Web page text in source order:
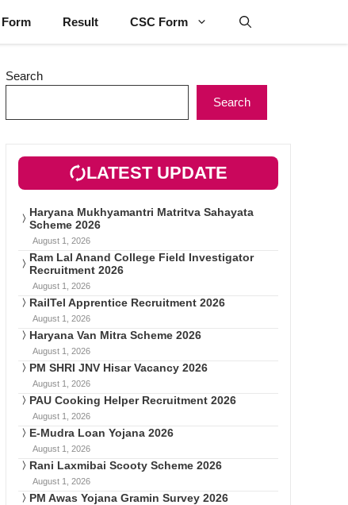
Result CSC Form
Search
Search
LATEST UPDATE
Haryana Mukhyamantri Matritva Sahayata
Scheme 2026
August 1, 2026
Ram Lal Anand College Field Investigator
Recruitment 2026
August 1, 2026
RailTel Apprentice Recruitment 2026
August 1, 2026
Haryana Van Mitra Scheme 2026
August 1, 2026
PM SHRI JNV Hisar Vacancy 2026
August 1, 2026
PAU Cooking Helper Recruitment 2026
August 1, 2026
E-Mudra Loan Yojana 2026
August 1, 2026
Rani Laxmibai Scooty Scheme 2026
August 1, 2026
PM Awas Yojana Gramin Survey 2026